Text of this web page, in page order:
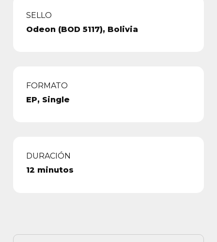
SELLO
Odeon (BOD 5117), Bolivia
FORMATO
EP, Single
DURACIÓN
12 minutos